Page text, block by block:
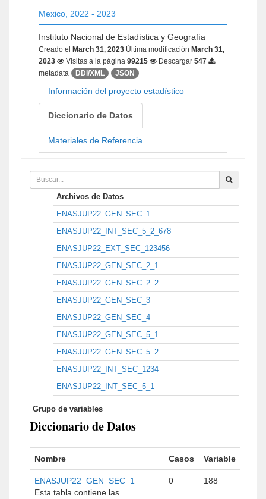
Mexico 2022 - 2023
Instituto Nacional de Estadística y Geografía
Creado el March 31, 2023 Última modificación March 31,
2023
Visitas a la página 99215 Descargar 547
metadata
DDI/XML JSON
Información del proyecto estadístico
Diccionario de Datos
Materiales de Referencia
Archivos de Datos
ENASJUP22_GEN_SEC_1
ENASJUP22_INT_SEC_5_2_678
ENASJUP22_EXT_SEC_123456
ENASJUP22_GEN_SEC_2_1
ENASJUP22_GEN_SEC_2_2
ENASJUP22_GEN_SEC_3
ENASJUP22_GEN_SEC_4
ENASJUP22_GEN_SEC_5_1
ENASJUP22_GEN_SEC_5_2
ENASJUP22_INT_SEC_1234
ENASJUP22_INT_SEC_5_1
Grupo de variables
Diccionario de Datos
Nombre Casos Variable
ENASJUP22_GEN_SEC_1
Esta tabla contiene las
0 188